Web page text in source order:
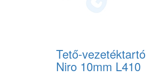
Tető-vezetéktartó
Niro 10mm L410